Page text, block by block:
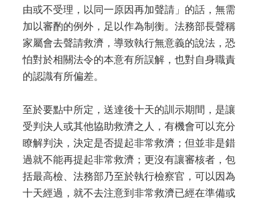
由或不受理，以同一原因再加聲請」的話，無需
加以審酌的例外，足以作為制衡。法務部長聲稱
家屬會去聲請救濟，導致執行無意義的說法，恐
怕對於相關法令的本意有所誤解，也對自身職責
的認識有所偏差。
至於要點中所定，送達後十天的訓示期間，是讓
受判決人或其他協助救濟之人，有機會可以充分
瞭解判決，決定是否提起非常救濟；但並非是錯
過就不能再提起非常救濟；更沒有讓審核者，包
括最高檢、法務部乃至於執行檢察官，可以因為
十天經過，就不去注意到非常救濟已經在準備或